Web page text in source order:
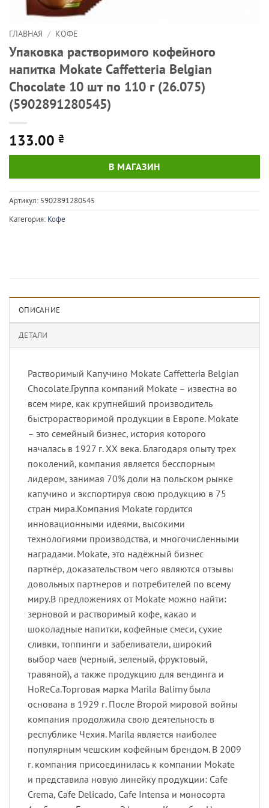
ГЛАВНАЯ / КОФЕ
Упаковка растворимого кофейного
напитка Mokate Сaffetteria Belgian
Chocolate 10 шт по 110 г (26.075)
(5902891280545)
133.00 ₴
В МАГАЗИН
Артикул: 5902891280545
Категория: Кофе
ОПИСАНИЕ
ДЕТАЛИ
Растворимый Капучино Mokate Сaffetteria Belgian
Chocolate.Группа компаний Mokate – известна во
всем мире, как крупнейший производитель
быстрорастворимой продукции в Европе. Mokate
– это семейный бизнес, история которого
началась в 1927 г. ХХ века. Благодаря опыту трех
поколений, компания является бесспорным
лидером, занимая 70% доли на польском рынке
капучино и экспортируя свою продукцию в 75
стран мира.Компания Mokate гордится
инновационными идеями, высокими
технологиями производства, и многочисленными
наградами. Mokate, это надёжный бизнес
партнёр, доказательством чего являются отзывы
довольных партнеров и потребителей по всему
миру.В предложениях от Mokate можно найти:
зерновой и растворимый кофе, какао и
шоколадные напитки, кофейные смеси, сухие
сливки, топпинги и забеливатели, широкий
выбор чаев (черный, зеленый, фруктовый,
травяной), а также продукцию для вендинга и
HoReCa.Торговая марка Marila Balirny была
основана в 1929 г. После Второй мировой войны
компания продолжила свою деятельность в
республике Чехия. Marila является наиболее
популярным чешским кофейным брендом. В 2009
г. компания присоединилась к компании Mokate
и представила новую линейку продукции: Cafe
Crema, Cafe Delicado, Cafe Intensa и моносорта